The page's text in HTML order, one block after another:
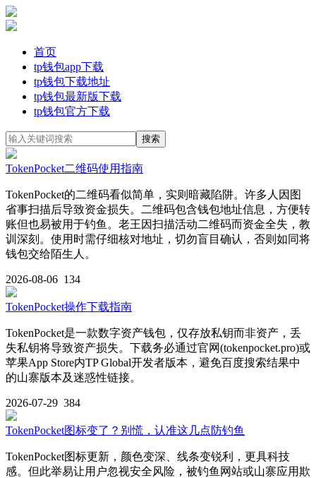
首页
tp钱包app下载
tp钱包下载地址
tp钱包最新版下载
tp钱包官方下载
TokenPocket二维码使用指南
TokenPocket的二维码看似简单，实则暗藏陷阱。许多人因图
省事扫描后导致资金损失。二维码包含钱包地址信息，方便转
账但也易被用于钓鱼。老王因扫描活动二维码而资金全失，教
训深刻。使用时需仔细核对地址，切勿盲目确认，否则如同将
钱包交给陌生人。
2026-08-06 134
TokenPocket操作下载指南
TokenPocket是一款数字资产钱包，仅存放私钥而非资产，丢
失私钥将导致资产损失。下载务必通过官网(tokenpocket.pro)或
苹果App Store内TP Global开发者版本，避免百度搜索结果中
的山寨版本及迷惑性链接。
2026-07-29 384
TokenPocket图标变了？别慌，认准这几点防钓鱼
TokenPocket图标更新，颜色变深、线条变锐利，更具科技
感。但此举易让用户忽视安全风险，被钓鱼网站或山寨应用欺